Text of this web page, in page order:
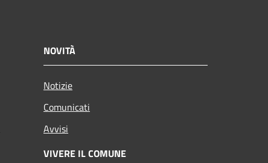
NOVITÀ
Notizie
Comunicati
Avvisi
VIVERE IL COMUNE